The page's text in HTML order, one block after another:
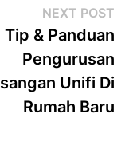
NEXT POST
Tip & Panduan
Pengurusan
Unifi Di
Rumah Baru